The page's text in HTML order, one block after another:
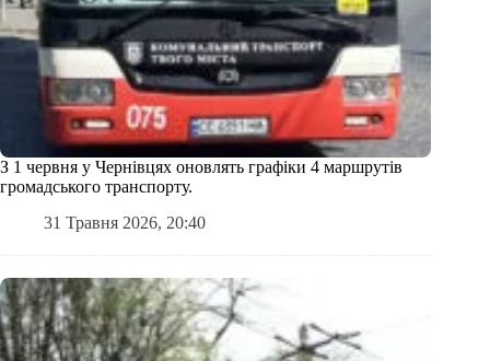
З 1 червня у Чернівцях оновлять графіки 4 маршрутів
громадського транспорту.
31 Травня 2026, 20:40